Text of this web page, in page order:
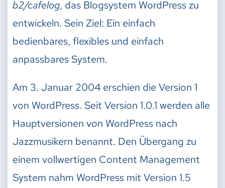
b2/cafelog, das Blogsystem WordPress zu
entwickeln. Sein Ziel: Ein einfach
bedienbares, flexibles und einfach
anpassbares System.
Am 3. Januar 2004 erschien die Version 1
von WordPress. Seit Version 1.0.1 werden alle
Hauptversionen von WordPress nach
Jazzmusikern benannt. Den Übergang zu
einem vollwertigen Content Management
System nahm WordPress mit Version 1.5